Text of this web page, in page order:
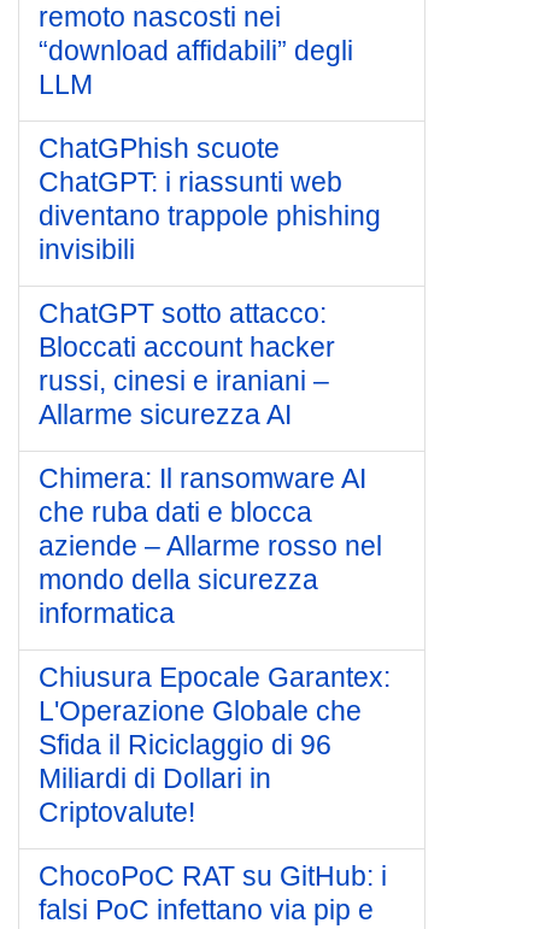
remoto nascosti nei
“download affidabili” degli
LLM
ChatGPhish scuote
ChatGPT: i riassunti web
diventano trappole phishing
invisibili
ChatGPT sotto attacco:
Bloccati account hacker
russi, cinesi e iraniani –
Allarme sicurezza AI
Chimera: Il ransomware AI
che ruba dati e blocca
aziende – Allarme rosso nel
mondo della sicurezza
informatica
Chiusura Epocale Garantex:
L'Operazione Globale che
Sfida il Riciclaggio di 96
Miliardi di Dollari in
Criptovalute!
ChocoPoC RAT su GitHub: i
falsi PoC infettano via pip e